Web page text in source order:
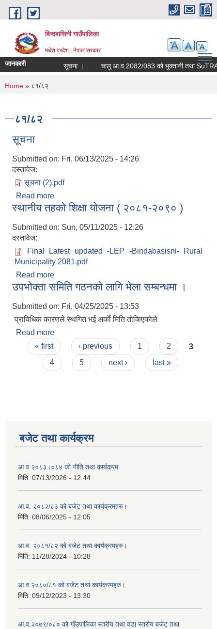
Skip to main content
बिन्दबासिनी गाउँपालिका
मधेश प्रदेश , नेपाल सरकार
जानकारी सूचना ।
You are here
Home » ८१/८२
८१/८२
सूचना
Submitted on: Fri, 06/13/2025 - 14:26
दस्तावेज:
सूचना (2).pdf
Read more
स्थानीय तहकाे शिक्षा याेजना ( २०८१-२०९० )
Submitted on: Sun, 05/11/2025 - 12:26
दस्तावेज:
Final Latest updated -LEP -Bindabasisni- Rural
Municipality 2081.pdf
Read more
उपभाेक्ता समिति गठनको लागि भेला सम्बन्धमा ।
Submitted on: Fri, 04/25/2025 - 13:53
प्राविधिक कारणले स्थगित भई अर्काे मिति ताेकिएकाेले
Read more
Pages
« first ‹ previous 1 2
3
4
5 next › last »
बजेट तथा कार्यक्रम
आ व २०८३।०८४ को नीति तथा कार्यक्रम
मिति: 07/13/2026 - 12:44
आ.व. २०८२/८३ को बजेट तथा कार्यक्रमहरु।
मिति: 08/06/2025 - 12:05
आ.व. २०८१/८२ को बजेट तथा कार्यक्रमहरु।
मिति: 11/28/2024 - 10:28
आ.व.२०८०/८१ को बजेट तथा कार्यक्रमहरु।
मिति: 09/12/2023 - 13:30
आ.व.२०७९/०८० को गाँउपालिका स्तरीय तथा वडा स्तरीय बजेट तथा